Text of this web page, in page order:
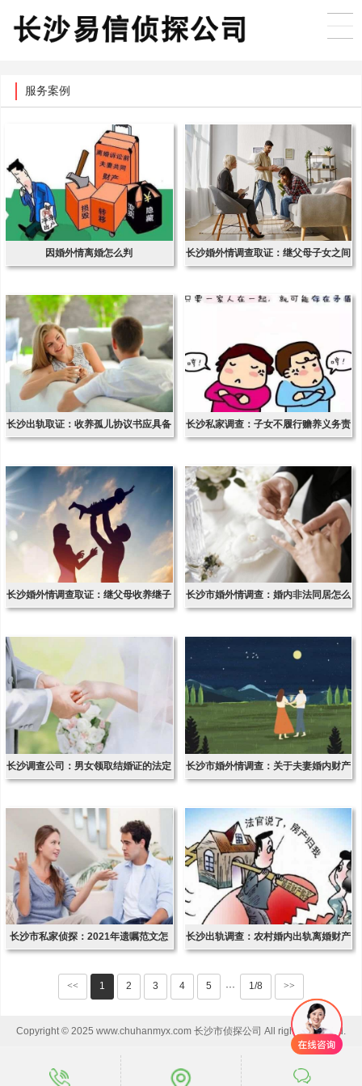
服务案例
因婚外情离婚怎么判 长沙婚外情调查取证：继父母子女之间
长沙出轨取证：收养孤儿协议书应具备 长沙私家调查：子女不履行赡养义务责
长沙婚外情调查取证：继父母收养继子 长沙市婚外情调查：婚内非法同居怎么
长沙调查公司：男女领取结婚证的法定 长沙市婚外情调查：关于夫妻婚内财产
长沙市私家侦探：2021年遗嘱范文怎 长沙出轨调查：农村婚内出轨离婚财产
<< 1 2 3 4 5 ··· 1/8 >>
Copyright © 2025 www.chuhanmyx.com 长沙市侦探公司 All rights reserved.